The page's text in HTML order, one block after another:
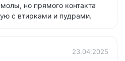
но прямого контакта
с втирками и пудрами.
23.04.2025